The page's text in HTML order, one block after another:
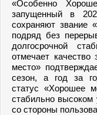
«Особенно
запущенный в
сохраняют звание
подряд без
долгосрочной
отмечает
место»
сезон, а год за
статус «Хорошее
стабильно высоком
со стороны